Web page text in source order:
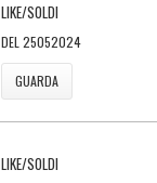
LIKE/SOLDI
DEL 25052024
GUARDA
LIKE/SOLDI